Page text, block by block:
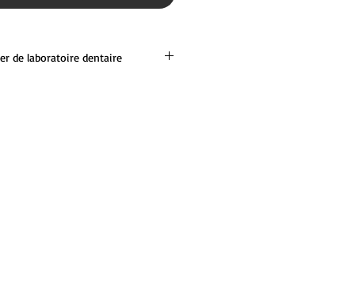
de laboratoire dentaire